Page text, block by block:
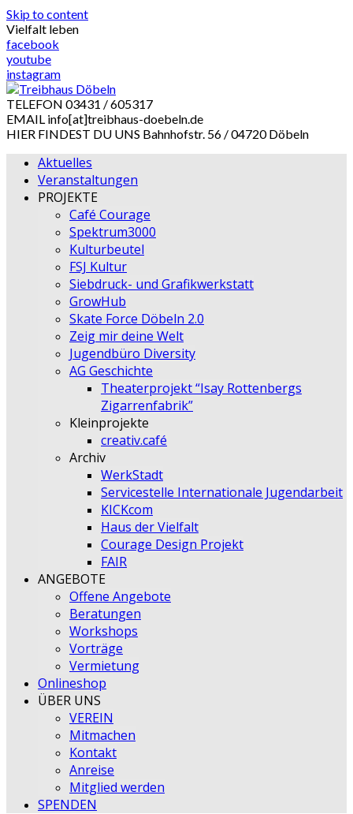
Skip to content
Vielfalt leben
facebook
youtube
instagram
TELEFON 03431 / 605317
EMAIL info[at]treibhaus-doebeln.de
HIER FINDEST DU UNS Bahnhofstr. 56 / 04720 Döbeln
Aktuelles
Veranstaltungen
PROJEKTE
Café Courage
Spektrum3000
Kulturbeutel
FSJ Kultur
Siebdruck- und Grafikwerkstatt
GrowHub
Skate Force Döbeln 2.0
Zeig mir deine Welt
Jugendbüro Diversity
AG Geschichte
Theaterprojekt “Isay Rottenbergs
Zigarrenfabrik”
Kleinprojekte
creativ.café
Archiv
WerkStadt
Servicestelle Internationale Jugendarbeit
KICKcom
Haus der Vielfalt
Courage Design Projekt
FAIR
ANGEBOTE
Offene Angebote
Beratungen
Workshops
Vorträge
Vermietung
Onlineshop
ÜBER UNS
VEREIN
Mitmachen
Kontakt
Anreise
Mitglied werden
SPENDEN